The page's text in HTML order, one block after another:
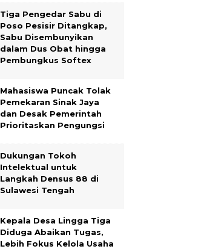
Tiga Pengedar Sabu di
Poso Pesisir Ditangkap,
Sabu Disembunyikan
dalam Dus Obat hingga
Pembungkus Softex
Mahasiswa Puncak Tolak
Pemekaran Sinak Jaya
dan Desak Pemerintah
Prioritaskan Pengungsi
Dukungan Tokoh
Intelektual untuk
Langkah Densus 88 di
Sulawesi Tengah
Kepala Desa Lingga Tiga
Diduga Abaikan Tugas,
Lebih Fokus Kelola Usaha